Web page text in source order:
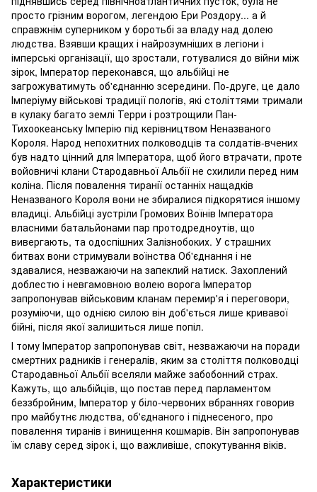
просто грізним ворогом, легендою Ери Роздору... а й
справжнім суперником у боротьбі за владу над долею
людства. Взявши кращих і найрозумніших в легіони і
імперські організації, що зростали, готувалися до війни між
зірок, Імператор переконався, що альбійці не
загрожуватимуть об'єднанню зсередини. По-друге, це дало
Імперіуму військові традиції пологів, які століттями тримали
в кулаку багато землі Терри і розтрощили Пан-
Тихоокеанську Імперію під керівництвом Неназваного
Короля. Народ непохитних полководців та солдатів-вчених
був надто цінний для Імператора, щоб його втрачати, проте
войовничі клани Стародавньої Альбії не схилили перед ним
коліна. Після повалення тиранії останніх нащадків
Неназваного Короля вони не збиралися підкорятися іншому
владиці. Альбійці зустріли Громових Воїнів Імператора
власними батальйонами пар протодредноутів, що
вивергають, та одоспішних Залізнобоких. У страшних
битвах вони стримували воїнства Об'єднання і не
здавалися, незважаючи на запеклий натиск. Захоплений
доблестю і невгамовною волею ворога Імператор
запропонував військовим кланам перемир'я і переговори,
розуміючи, що однією силою він доб'ється лише кривавої
бійні, після якої залишиться лише попіл.
І тому Імператор запропонував світ, незважаючи на поради
смертних радників і генералів, яким за століття полководці
Стародавньої Альбії вселяли майже забобонний страх.
Кажуть, що альбійців, що постав перед парламентом
беззбройним, Імператор у біло-червоних вбраннях говорив
про майбутнє людства, об'єднаного і піднесеного, про
повалення тиранів і винищення кошмарів. Він запропонував
їм славу серед зірок і, що важливіше, спокутування віків.
Характеристики